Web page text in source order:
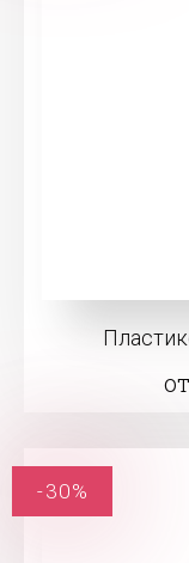
от
-30%